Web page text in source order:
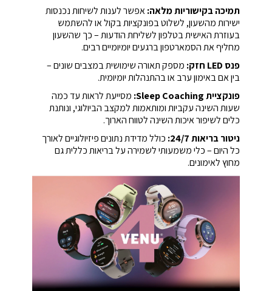
תמיכה בקישוריות מלאה:אפשר לענות לשיחות נכנסות
ישירות מהשעון, לשלוט בפונקציות בקול או להשתמש
בעוזרת האישית בטלפון לשליחת הודעות – כך שהשעון
מחליף את הסמארטפון ברגעים יומיומיים רבים.
פנס LED חזק:
מספק תאורה שימושית במצבים שונים –
בין אם באימון ערב או בהתנהלות יומיומית.
פונקציית Sleep Coaching:
מסייעת לראות עד כמה
שעות השינה עקביות ומותאמות למקצב הביולוגי, ונותנת
כלים לשיפור איכות השינה לטווח הארוך.
ניטור בריאות 24/7:
כולל מדידת נתונים פיזיולוגיים לאורך
כל היום – כלי משמעותי לשמירה על בריאות כללית גם
מחוץ לאימונים.